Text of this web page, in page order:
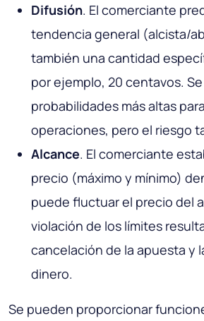
Difusión. El comerciante
tendencia general (alcista/
también una cantidad
por ejemplo, 20 centavos.
probabilidades más altas
operaciones, pero el riesgo
Alcance. El comerciante
precio (máximo y mínimo)
puede fluctuar el precio del
violación de los límites
cancelación de la apuesta y
dinero.
Se pueden proporcionar